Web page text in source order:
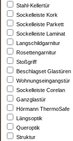
Stahl-Kellertür
Sockelleiste Kork
Sockelleiste Parkett
Sockelleiste Laminat
Langschildgarnitur
Rosettengarnitur
Stoßgriff
Beschlagset Glastüren
Wohnungseingangstür
Sockelleiste Corelan
Ganzglastür
Hörmann ThermoSafe
Längsoptik
Queroptik
Struktur